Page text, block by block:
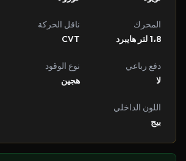
المحرك
1،8 لتر هايبرد
ناقل الحركة
CVT
دفع رباعي
لا
نوع الوقود
هجين
اللون الداخلي
بيج